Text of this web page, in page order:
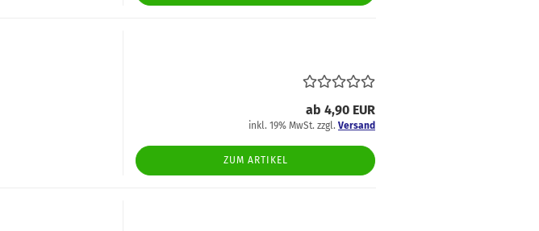
ab 4,90 EUR
inkl. 19% MwSt. zzgl. Versand
ZUM ARTIKEL